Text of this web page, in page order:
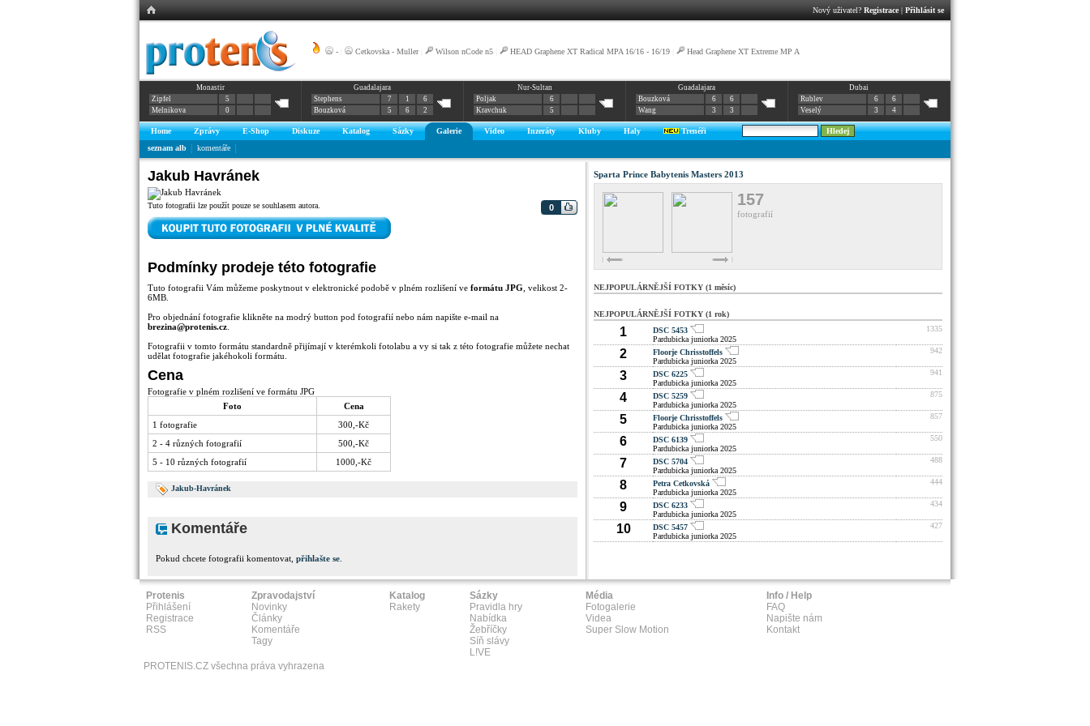
Nový uživatel? Registrace| Přihlásit se
- Cetkovska - Muller| Wilson nCode n5 HEAD Graphene XT Radical MPA 16/16 - 16/19 Head Graphene XT Extreme MP A
Monastir
Zipfel
5
Melnikova
0
Guadalajara
Stephens
7 1
6
Bouzková
5 6 2
Nur-Sultan
Poljak
6
Kravchuk
5
Guadalajara
Bouzková
6
6
Wang
3 3
Dubai
Rublev
6
6
Veselý
3 4
Home Zprávy E-Shop Diskuze Katalog Sázky Galerie Video Inzeráty Kluby Haly
Trenéři
seznam alb
komentáře
Jakub Havránek
0
Tuto fotografii lze použít pouze se souhlasem autora.
Podmínky prodeje této fotografie
Tuto fotografii Vám můžeme poskytnout v elektronické podobě v plném rozlišení ve formátu JPG , velikost 2-
6MB.
Pro objednání fotografie klikněte na modrý button pod fotografií nebo nám napište e-mail na
brezina@protenis.cz
Fotografii v tomto formátu standardně přijímají v kterémkoli fotolabu a vy si tak z této fotografie můžete nechat
udělat fotografie jakéhokoli formátu.
Cena
Fotografie v plném rozlišení ve formátu JPG
Foto
Cena
1 fotografie
300,-Kč
2 - 4 různých fotografií
500,-Kč
5 - 10 různých fotografií
1000,-Kč
Jakub-Havránek
Komentáře
Pokud chcete fotografii komentovat, přihlašte se
Sparta Prince Babytenis Masters 2013
157
fotografií
NEJPOPULÁRNĚJŠÍ FOTKY (1 měsíc)
NEJPOPULÁRNĚJŠÍ FOTKY (1 rok)
1
DSC 5453
Pardubicka juniorka 2025
1335
2
Floorje Chrisstoffels
Pardubicka juniorka 2025
942
3
DSC 6225
Pardubicka juniorka 2025
941
4
DSC 5259
Pardubicka juniorka 2025
875
5
Floorje Chrisstoffels
Pardubicka juniorka 2025
857
6
DSC 6139
Pardubicka juniorka 2025
550
7
DSC 5704
Pardubicka juniorka 2025
488
8
Petra Cetkovská
Pardubicka juniorka 2025
444
9
DSC 6233
Pardubicka juniorka 2025
434
10
DSC 5457
Pardubicka juniorka 2025
427
Protenis
Přihlášení
Registrace
RSS
Zpravodajství
Novinky
Články
Komentáře
Tagy
Katalog
Rakety
Sázky
Pravidla hry
Nabídka
Žebříčky
Síň slávy
L!VE
Média
Fotogalerie
Videa
Super Slow Motion
Info / Help
FAQ
Napište nám
Kontakt
PROTENIS.CZ všechna práva vyhrazena